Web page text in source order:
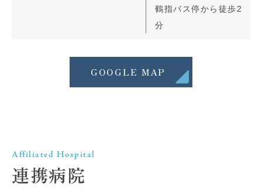
鶴指バス停から徒歩2
分
GOOGLE MAP
Affiliated Hospital
連携病院